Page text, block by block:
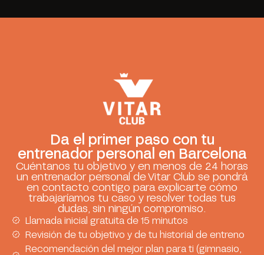
Da el primer paso con tu
entrenador personal en Barcelona
Cuéntanos tu objetivo y en menos de 24 horas
un entrenador personal de Vitar Club se pondrá
en contacto contigo para explicarte cómo
trabajaríamos tu caso y resolver todas tus
dudas, sin ningún compromiso.
Llamada inicial gratuita de 15 minutos
Revisión de tu objetivo y de tu historial de entreno
Recomendación del mejor plan para ti (gimnasio,